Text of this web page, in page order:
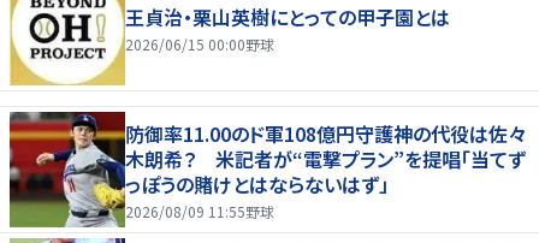
王貞治・栗山英樹にとっての甲子園とは
2026/06/15 00:00野球
防御率11.00のド軍108億円守護神の代役は佐々
木朗希？ 米記者が“電撃プラン”を提唱「当てず
っぽうの賭けとはならないはず」
2026/08/09 11:55野球